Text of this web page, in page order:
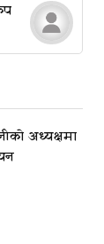
अध्यक्षमा